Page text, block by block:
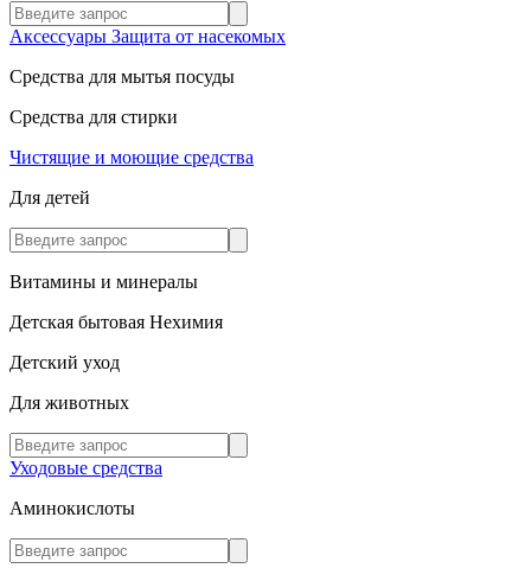
Аксессуары Защита от насекомых
Средства для мытья посуды
Средства для стирки
Чистящие и моющие средства
Для детей
Витамины и минералы
Детская бытовая Нехимия
Детский уход
Для животных
Уходовые средства
Аминокислоты